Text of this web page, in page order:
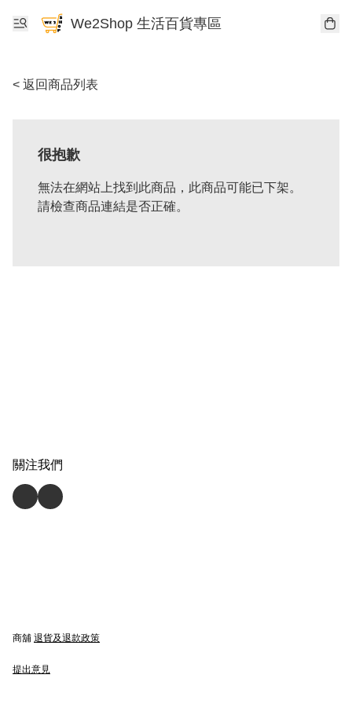
We2Shop 生活百貨專區
< 返回商品列表
很抱歉
無法在網站上找到此商品，此商品可能已下架。
請檢查商品連結是否正確。
關注我們
商舖 退貨及退款政策
提出意見